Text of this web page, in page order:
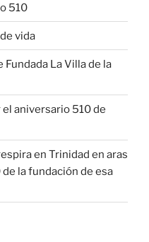
510
vida
La Villa de la
aniversario 510 de
en Trinidad en aras
la fundación de esa